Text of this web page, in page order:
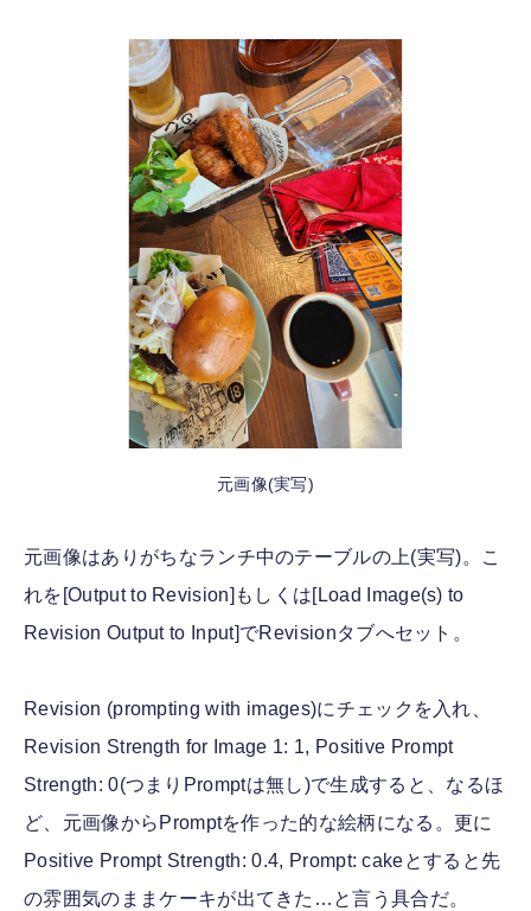
元画像(実写)
元画像はありがちなランチ中のテーブルの上(実写)。こ
れを[Output to Revision]もしくは[Load Image(s) to
Revision Output to Input]でRevisionタブへセット。
Revision (prompting with images)にチェックを入れ、
Revision Strength for Image 1: 1, Positive Prompt
Strength: 0(つまりPromptは無し)で生成すると、なるほ
ど、元画像からPromptを作った的な絵柄になる。更に
Positive Prompt Strength: 0.4, Prompt: cakeとすると先
の雰囲気のままケーキが出てきた…と言う具合だ。